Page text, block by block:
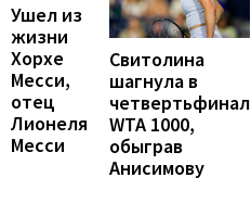
Ушел из
жизни
Хорхе
Месси,
отец
Лионеля
Месси
Свитолина
шагнула в
четвертьфинал
WTA 1000,
обыграв
Анисимову